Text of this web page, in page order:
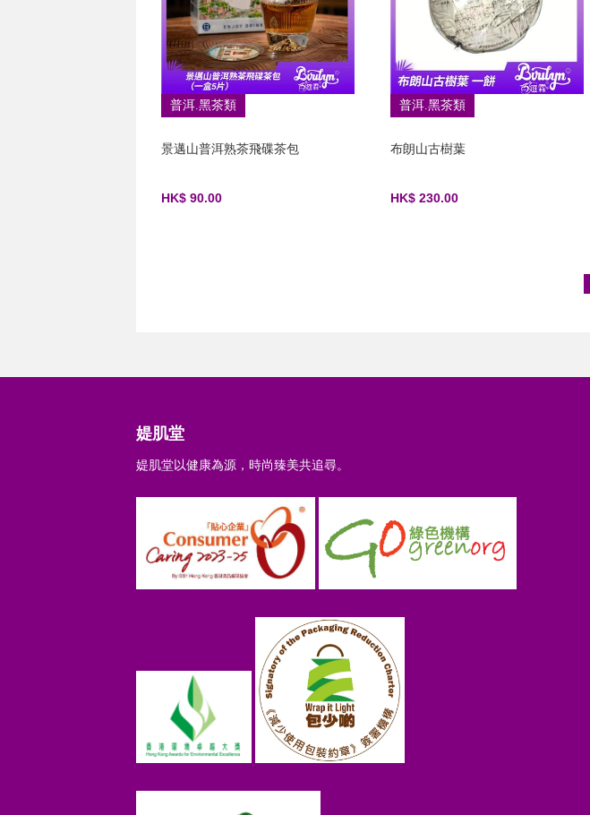
普洱.黑茶類
景邁山普洱熟茶飛碟茶包
HK$ 90.00
普洱.黑茶類
布朗山古樹葉
HK$ 230.00
媞肌堂
媞肌堂以健康為源，時尚臻美共追尋。